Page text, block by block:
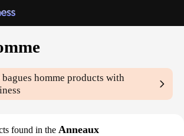
bagues homme products with
found in the Anneaux